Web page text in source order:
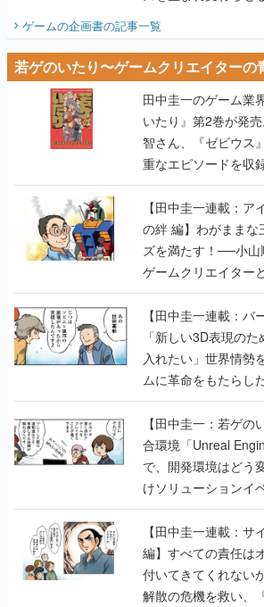
ビュー】
ゲームの企画書の記事一覧
若ゲのいたり〜ゲームクリエイターの
田中圭一のゲーム業
いたり』第2巻が発
智さん、『ゼビウス
重なエピソードを収
【田中圭一連載：アイ
の絆 編】わがままな
ズを満たす！──小山
ゲームクリエイター
【若ゲのいたり最終
【田中圭一連載：バ
「新しい3D表現の
入れたい」世界情勢
ムに革命をもたらし
のいたり】
【田中圭一：若ゲ
合環境「Unreal
で、開発環境はどう
けソリューションイ
に行って、より理解
【田中圭一連載：サ
編】すべての責任は
付いてきてくれない
解散の危機を救い、